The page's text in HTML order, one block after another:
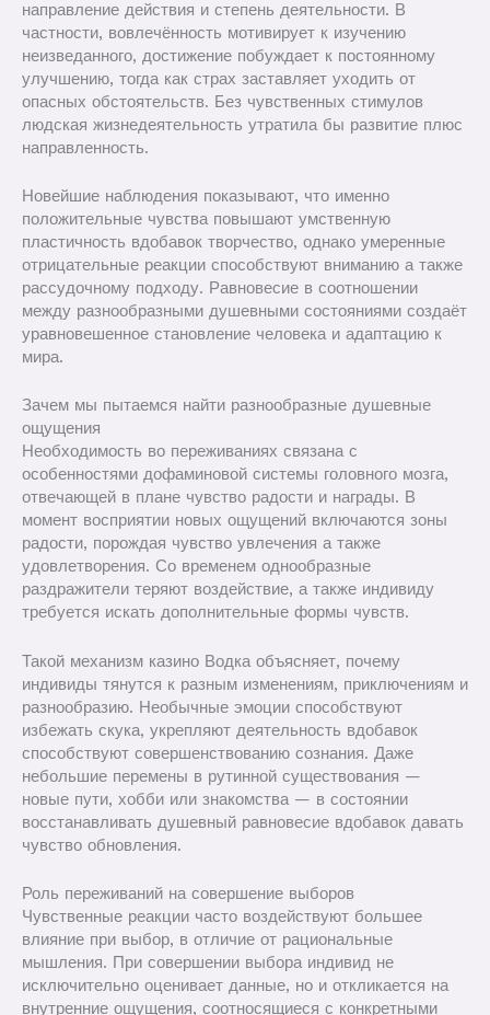
направление действия и степень деятельности. В
частности, вовлечённость мотивирует к изучению
неизведанного, достижение побуждает к постоянному
улучшению, тогда как страх заставляет уходить от
опасных обстоятельств. Без чувственных стимулов
людская жизнедеятельность утратила бы развитие плюс
направленность.
Новейшие наблюдения показывают, что именно
положительные чувства повышают умственную
пластичность вдобавок творчество, однако умеренные
отрицательные реакции способствуют вниманию а также
рассудочному подходу. Равновесие в соотношении
между разнообразными душевными состояниями создаёт
уравновешенное становление человека и адаптацию к
мира.
Зачем мы пытаемся найти разнообразные душевные
ощущения
Необходимость во переживаниях связана с
особенностями дофаминовой системы головного мозга,
отвечающей в плане чувство радости и награды. В
момент восприятии новых ощущений включаются зоны
радости, порождая чувство увлечения а также
удовлетворения. Со временем однообразные
раздражители теряют воздействие, а также индивиду
требуется искать дополнительные формы чувств.
Такой механизм казино Водка объясняет, почему
индивиды тянутся к разным изменениям, приключениям и
разнообразию. Необычные эмоции способствуют
избежать скука, укрепляют деятельность вдобавок
способствуют совершенствованию сознания. Даже
небольшие перемены в рутинной существования —
новые пути, хобби или знакомства — в состоянии
восстанавливать душевный равновесие вдобавок давать
чувство обновления.
Роль переживаний на совершение выборов
Чувственные реакции часто воздействуют большее
влияние при выбор, в отличие от рациональные
мышления. При совершении выбора индивид не
исключительно оценивает данные, но и откликается на
внутренние ощущения, соотносящиеся с конкретными